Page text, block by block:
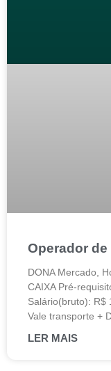
Operador de
DONA Mercado,
CAIXA Pré-
Salário(bruto): R$
Vale transporte +
LER MAIS